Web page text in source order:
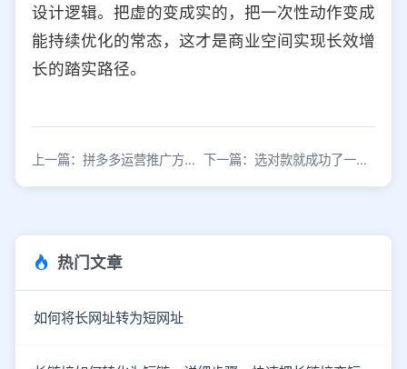
设计逻辑。把虚的变成实的，把一次性动作变成
能持续优化的常态，这才是商业空间实现长效增
长的踏实路径。
上一篇：拼多多运营推广方式，高效推广引流工具 下一篇：选对款就成功了一大半，那淘宝如何选款？
热门文章
如何将长网址转为短网址